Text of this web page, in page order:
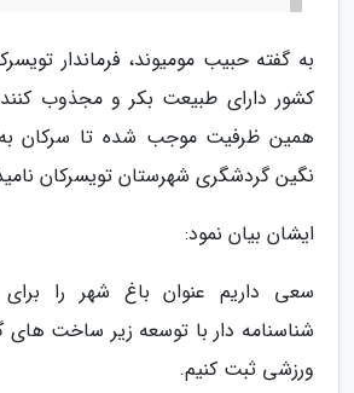
به گفته حبیب مومیوند، فرماندار
کشور دارای طبیعت بکر و مجذوب
همین ظرفیت موجب شده تا سرکان
نگین گردشگری شهرستان تویسرکان
ایشان بیان نمود:
سعی داریم عنوان باغ شهر را
شناسنامه دار با توسعه زیر ساخت
ورزشی ثبت کنیم.